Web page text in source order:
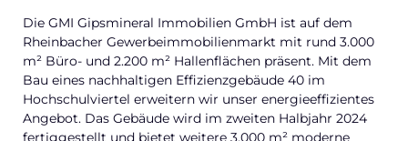
Die GMI Gipsmineral Immobilien GmbH ist auf dem
Rheinbacher Gewerbeimmobilienmarkt mit rund 3.000
m² Büro- und 2.200 m² Hallenflächen präsent. Mit dem
Bau eines nachhaltigen Effizienzgebäude 40 im
Hochschulviertel erweitern wir unser energieeffizientes
Angebot. Das Gebäude wird im zweiten Halbjahr 2024
fertiggestellt und bietet weitere 3.000 m² moderne